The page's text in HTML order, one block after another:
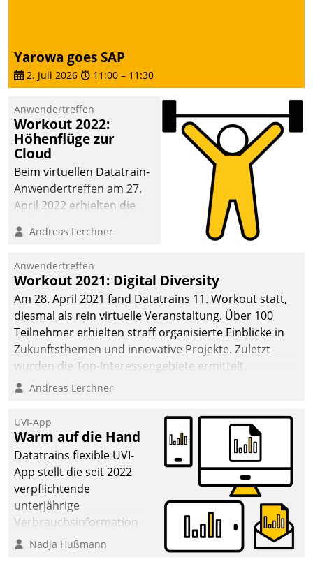
und PropTech.
Yarowa goes SAP
2. Juli 2026 11:00 – 11:30
Anwendertreffen
Workout 2022:
Höhenflüge zur
Cloud
Beim virtuellen Datatrain-
Anwendertreffen am 27.
April 2022 erhielten die
Teilnehmer kurzweilige
Cloud-Strategien und -
Lösungen mit hohem
Zukunftspotenzial.
Andreas Lerchner
Anwendertreffen
Workout 2021: Digital Diversity
Am 28. April 2021 fand Datatrains 11. Workout statt,
diesmal als rein virtuelle Veranstaltung. Über 100
Teilnehmer erhielten straff organisierte Einblicke in
Zukunftsthemen und innovative Projekte. Zuletzt
wurden die Top-Interessengebiete ermittelt.
Andreas Lerchner
UVI-App
Warm auf die Hand
Datatrains flexible UVI-
App stellt die seit 2022
verpflichtende
unterjährige
Verbrauchsinformation
schnell, zuverlässig und
Nadja Hußmann